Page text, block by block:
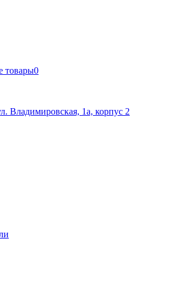
товары0
Владимировская, 1а, корпус 2